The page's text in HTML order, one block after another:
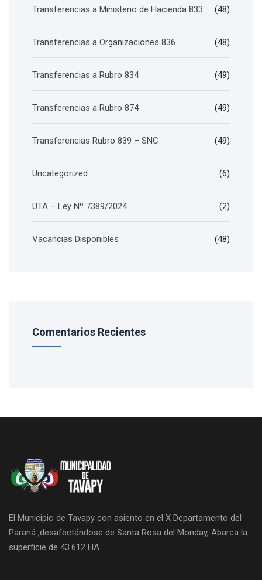
Transferencias a Ministerio de Hacienda 833 (48)
Transferencias a Organizaciones 836 (48)
Transferencias a Rubro 834 (49)
Transferencias a Rubro 874 (49)
Transferencias Rubro 839 – SNC (49)
Uncategorized (6)
UTA – Ley Nº 7389/2024 (2)
Vacancias Disponibles (48)
Comentarios Recientes
El Municipio de Tavapy con asiento en el X Departamento del
Paraná ,desafectándose de Santa Rosa del Monday, Abarca la
superficie de 43.612 HA